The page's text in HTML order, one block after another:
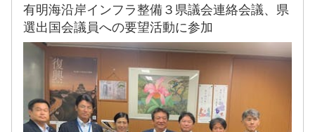
有明海沿岸インフラ整備３県議会連絡会議、県
選出国会議員への要望活動に参加